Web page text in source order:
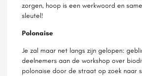
zorgen, hoop is een werkwoord en
sleutel!
Polonaise
Je zal maar net langs zijn gelopen:
deelnemers aan de workshop over
polonaise door de straat op zoek naar